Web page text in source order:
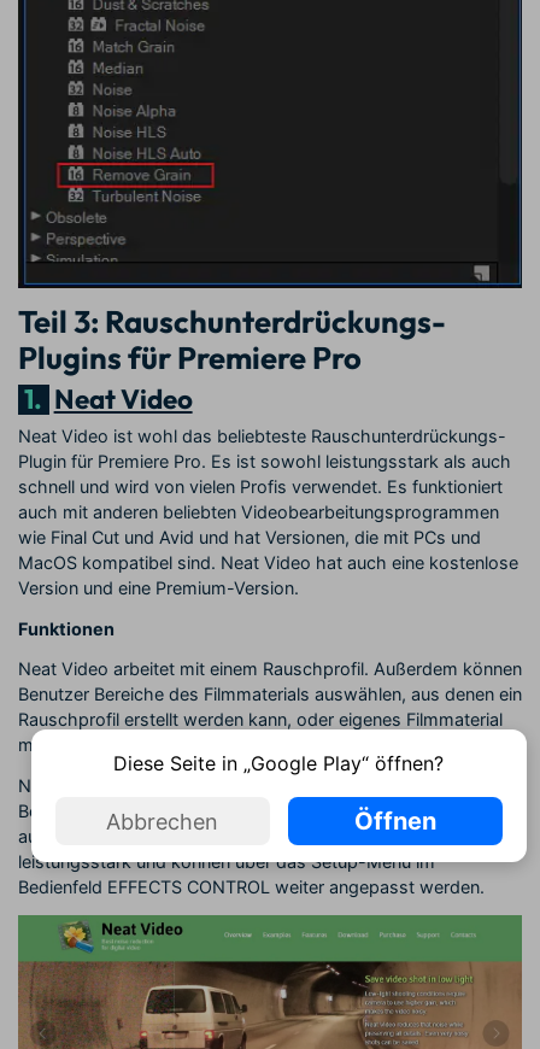
Teil 3: Rauschunterdrückungs-
Plugins für Premiere Pro
1. Neat Video
Neat Video ist wohl das beliebteste Rauschunterdrückungs-
Plugin für Premiere Pro. Es ist sowohl leistungsstark als auch
schnell und wird von vielen Profis verwendet. Es funktioniert
auch mit anderen beliebten Videobearbeitungsprogrammen
wie Final Cut und Avid und hat Versionen, die mit PCs und
MacOS kompatibel sind. Neat Video hat auch eine kostenlose
Version und eine Premium-Version.
Funktionen
Neat Video arbeitet mit einem Rauschprofil. Außerdem können
Benutzer Bereiche des Filmmaterials auswählen, aus denen ein
Rauschprofil erstellt werden kann, oder eigenes Filmmaterial
mit Rauschprofil laden.
Nach der Installation in Premier Pro wird NEAT VIDEO im
Bedienfeld "Videoeffekte" aufgeführt und kann bei Bedarf
ausgewählt werden. Die Standardeinstellungen sind
leistungsstark und können über das Setup-Menü im
Bedienfeld EFFECTS CONTROL weiter angepasst werden.
Diese Seite in „Google Play“ öffnen?
Abbrechen Öffnen